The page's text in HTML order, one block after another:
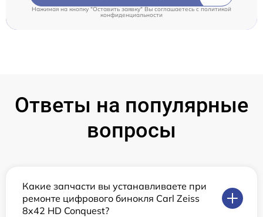
Нажимая на кнопку "Оставить заявку" Вы соглашаетесь cполитикой
конфиденциальности
Ответы на популярные
вопросы
Какие запчасти вы устанавливаете при
ремонте цифрового бинокля Carl Zeiss
8x42 HD Conquest?